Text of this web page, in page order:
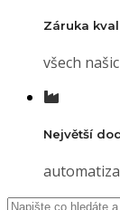
Záruka
všech
Největší